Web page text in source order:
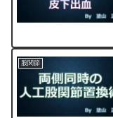
股関節